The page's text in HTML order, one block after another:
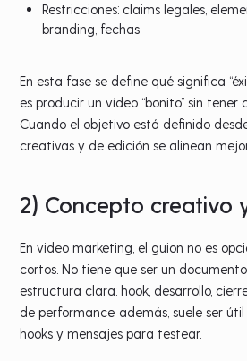
Restricciones: claims legales,
branding, fechas
En esta fase se define qué significa
es producir un vídeo “bonito” sin tener
Cuando el objetivo está definido
creativas y de edición se alinean
2) Concepto creativo
En video marketing, el guion no es
cortos. No tiene que ser un
estructura clara: hook, desarrollo,
de performance, además, suele ser
hooks y mensajes para testear.